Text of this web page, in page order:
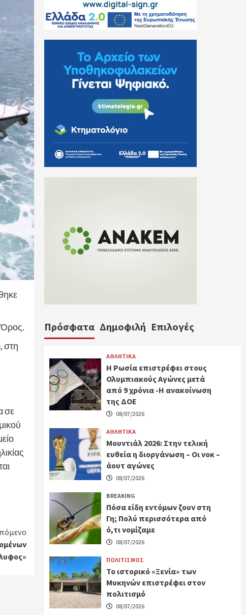
Όρος.
στη
σε
Πρόσφατα Δημοφιλή Επιλογές
ΑΘΛΗΤΙΚΑ
Η Ρωσία επιστρέφει στους
Ολυμπιακούς Αγώνες μετά
από 9 χρόνια -Η ανακοίνωση
της ΔΟΕ
08/07/2026
ΑΘΛΗΤΙΚΑ
Μουντιάλ 2026: Στην τελική
ευθεία η διοργάνωση – Οι νοκ –
άουτ αγώνες
08/07/2026
BREAKING
Πόσα είδη εντόμων ζουν στη
Γη; Πολύ περισσότερα από
ό,τι νομίζαμε
08/07/2026
ΠΟΛΙΤΙΣΜΟΣ
Το ιστορικό «Ξενία» των
Μυκηνών επιστρέφει στον
πολιτισμό
08/07/2026